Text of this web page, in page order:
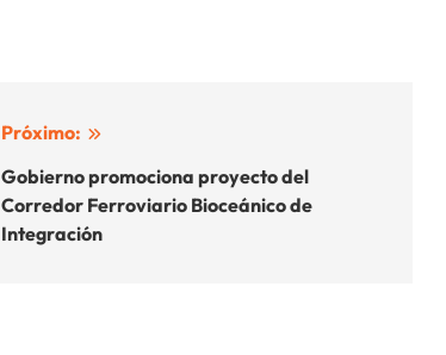
Próximo:
Gobierno promociona proyecto del
Corredor Ferroviario Bioceánico de
Integración